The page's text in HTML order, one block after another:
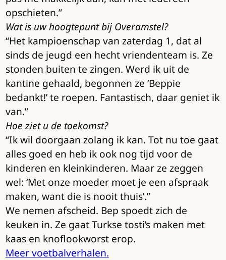
opschieten.”
Wat is uw hoogtepunt bij Overamstel?
“Het kampioenschap van zaterdag 1, dat al
sinds de jeugd een hecht vriendenteam is. Ze
stonden buiten te zingen. Werd ik uit de
kantine gehaald, begonnen ze ‘Beppie
bedankt!’ te roepen. Fantastisch, daar geniet ik
van.”
Hoe ziet u de toekomst?
“Ik wil doorgaan zolang ik kan. Tot nu toe gaat
alles goed en heb ik ook nog tijd voor de
kinderen en kleinkinderen. Maar ze zeggen
wel: ‘Met onze moeder moet je een afspraak
maken, want die is nooit thuis’.”
We nemen afscheid. Bep spoedt zich de
keuken in. Ze gaat Turkse tosti’s maken met
kaas en knoflookworst erop.
Meer voetbalverhalen.